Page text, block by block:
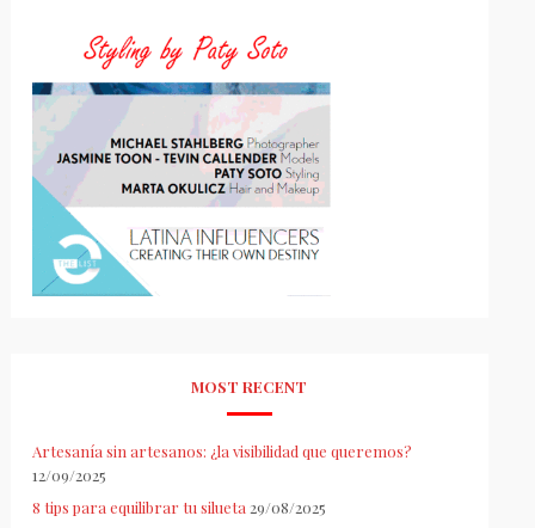
MOST RECENT
Artesanía sin artesanos: ¿la visibilidad que queremos?
12/09/2025
8 tips para equilibrar tu silueta29/08/2025